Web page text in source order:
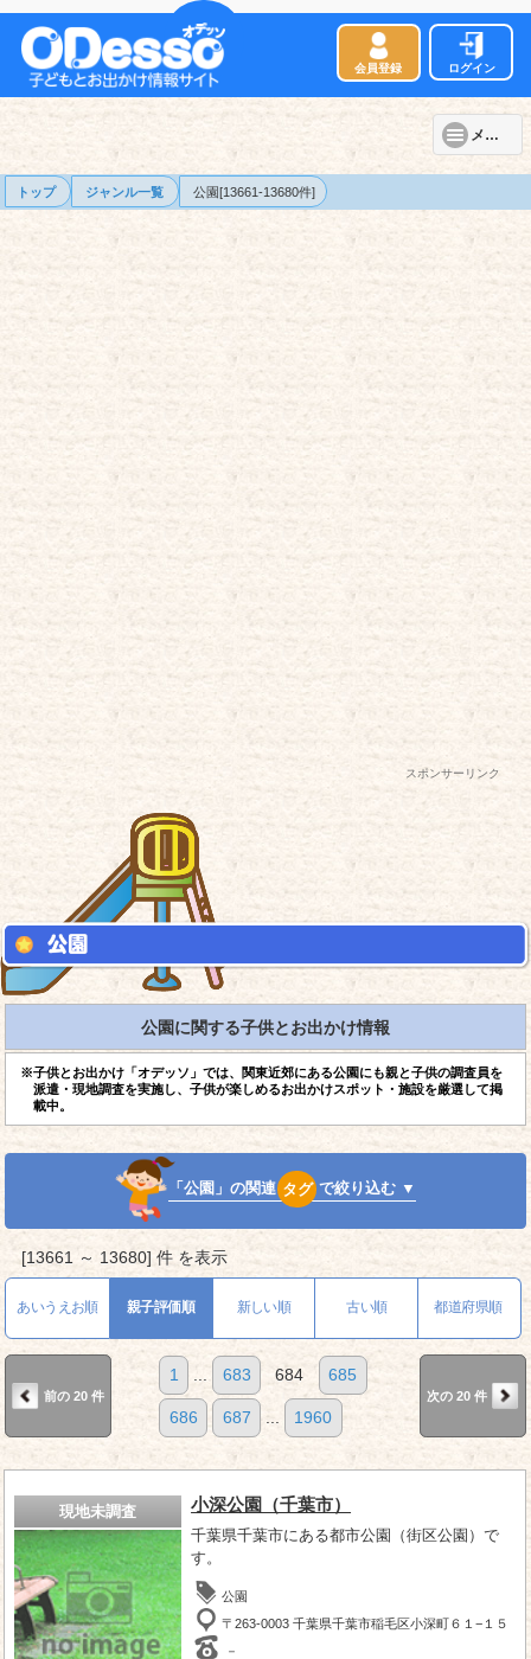
会員登録 ログイン
メニュー
トップ ジャンル一覧 公園[13661-13680件]
スポンサーリンク
公園に関する子供とお出かけ情報
※子供とお出かけ「オデッソ」では、関東近郊にある公園にも親と子供の調査員を
派遣・現地調査を実施し、子供が楽しめるお出かけスポット・施設を厳選して掲
載中。
「公園」の関連 タグ で絞り込む ▼
[13661 ～ 13680] 件 を表示
あいうえお順 親子評価順 新しい順 古い順 都道府県順
前の 20 件
1 ... 683 684 685
686 687 ... 1960
次の 20 件
現地未調査 小深公園（千葉市）
千葉県千葉市にある都市公園（街区公園）で
す。
公園
〒263-0003 千葉県千葉市稲毛区小深町６１−１５
－